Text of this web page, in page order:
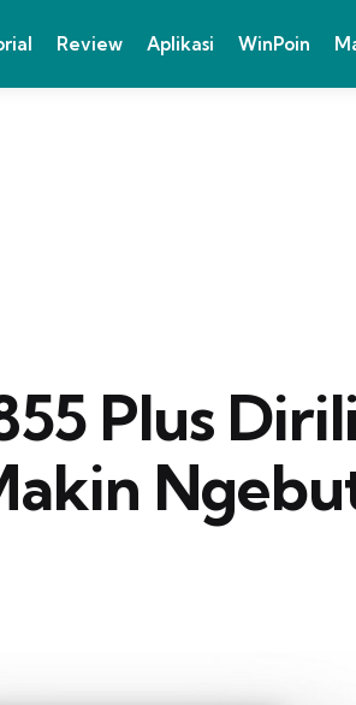
Review Aplikasi WinPoin
Plus